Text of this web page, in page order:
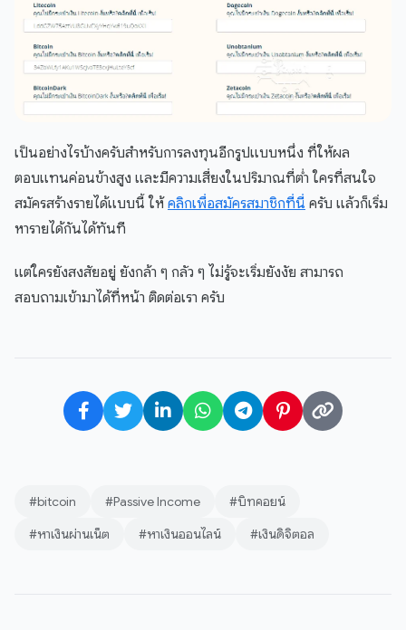
เป็นอย่างไรบ้างครับสำหรับการลงทุนอีกรูปแบบหนึ่ง ที่ให้ผล
ตอบแทนค่อนข้างสูง และมีความเสี่ยงในปริมาณที่ต่ำ ใครที่สนใจ
สมัครสร้างรายได้แบบนี้ ให้ คลิกเพื่อสมัครสมาชิกที่นี่ ครับ แล้วก็เริ่ม
หารายได้กันได้ทันที
แต่ใครยังสงสัยอยู่ ยังกล้า ๆ กลัว ๆ ไม่รู้จะเริ่มยังงัย สามารถ
สอบถามเข้ามาได้ที่หน้า ติดต่อเรา ครับ
#bitcoin #Passive Income
#บิทคอยน์
#หาเงินผ่านเน็ต
#หาเงินออนไลน์ #เงินดิจิตอล